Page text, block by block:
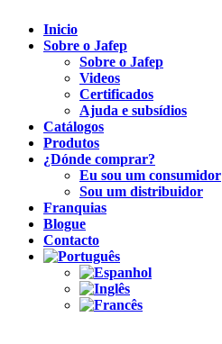
Inicio
Sobre o Jafep
Sobre o Jafep
Videos
Certificados
Ajuda e subsídios
Catálogos
Produtos
¿Dónde comprar?
Eu sou um consumidor
Sou um distribuidor
Franquias
Blogue
Contacto